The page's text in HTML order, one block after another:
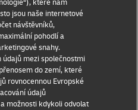
práva vyhrazena
které nám
jsou naše internetové
návštěvníků,
pohodlí a
snahy.
údajů mezi společnostmi
do zemí, které
rovnocennou Evropské
údajů
možnosti kdykoli odvolat